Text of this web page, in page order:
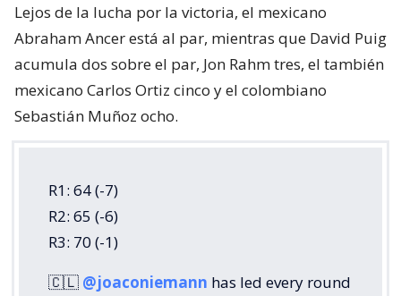
Lejos de la lucha por la victoria, el mexicano
Abraham Ancer está al par, mientras que David Puig
acumula dos sobre el par, Jon Rahm tres, el también
mexicano Carlos Ortiz cinco y el colombiano
Sebastián Muñoz ocho.
R1: 64 (-7)
R2: 65 (-6)
R3: 70 (-1)
🇨🇱 @joaconiemann has led every round